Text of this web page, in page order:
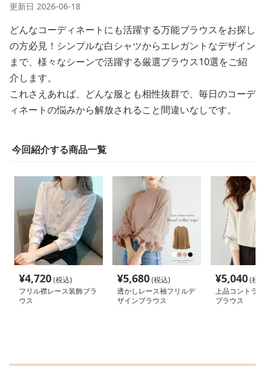
更新日 2026-06-18
どんなコーディネートにも活躍する万能ブラウスをお探し
の方必見！シンプルな白シャツからエレガントなデザイン
まで、様々なシーンで活躍する厳選ブラウス10選をご紹
介します。
これさえあれば、どんな服とも相性抜群で、毎日のコーデ
ィネートの悩みから解放されること間違いなしです。
今回紹介する商品一覧
¥4,720(税込)
フリル襟レース装飾ブラ
ウス
¥5,680(税込)
透かしレース袖フリルデ
ザインブラウス
¥5,040(税
上品コントラ
ブラウス